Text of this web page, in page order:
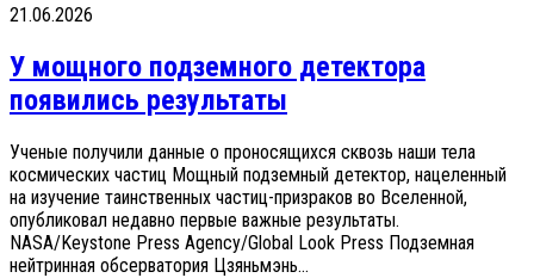
21.06.2026
У мощного подземного детектора
появились результаты
Ученые получили данные о проносящихся сквозь наши тела
космических частиц Мощный подземный детектор, нацеленный
на изучение таинственных частиц-призраков во Вселенной,
опубликовал недавно первые важные результаты.
NASA/Keystone Press Agency/Global Look Press Подземная
нейтринная обсерватория Цзяньмэнь...